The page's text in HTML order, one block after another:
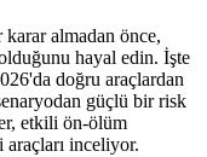
almadan önce,
olduğunu hayal edin. İşte
doğru araçlardan
güçlü bir risk
etkili ön-ölüm
araçları inceliyor.